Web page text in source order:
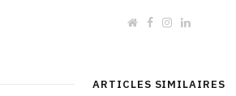
W
e
F
o
I
r
L
I
ARTICLES SIMILAIRES